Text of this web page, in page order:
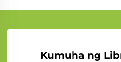
Kumuha ng